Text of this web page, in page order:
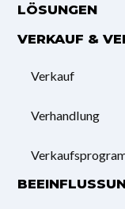
LÖSUNGEN
VERKAUF &
Verkauf
Verhandlung